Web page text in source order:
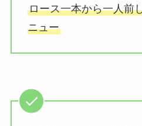
ロース一本から一人前
ニュー